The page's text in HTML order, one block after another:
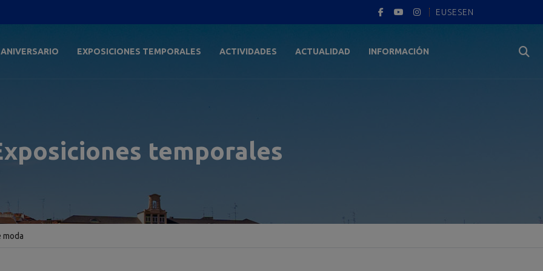
EUSESEN
EXPOSICIONES TEMPORALES ACTIVIDADES ACTUALIDAD INFORMACIÓN
temporales
moda